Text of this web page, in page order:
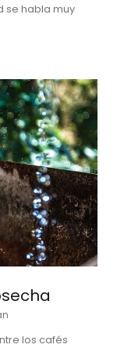
se habla muy
los cafés